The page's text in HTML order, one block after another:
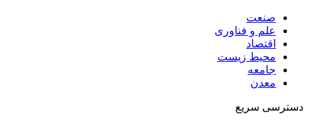
صنعت
علم و فناوری
اقتصاد
محیط زیست
جامعه
معدن
دسترسی سریع